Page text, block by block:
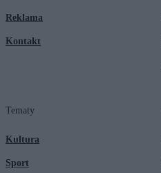
Reklama
Kontakt
Tematy
Kultura
Sport